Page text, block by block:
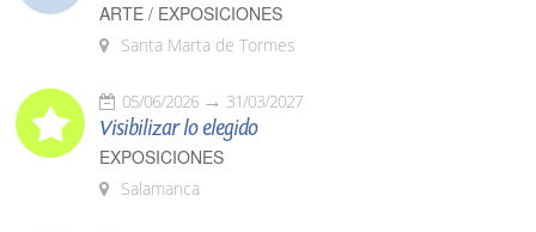
ARTE / EXPOSICIONES
Santa Marta de Tormes
05/06/2026 31/03/2027
Visibilizar lo elegido
EXPOSICIONES
Salamanca